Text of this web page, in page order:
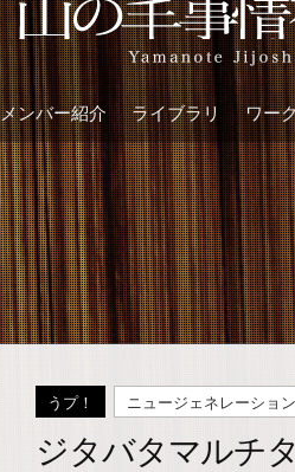
メンバー紹介 ライブラリ ワー
うプ！ ニュージェネレーション
ジタバタマルチ